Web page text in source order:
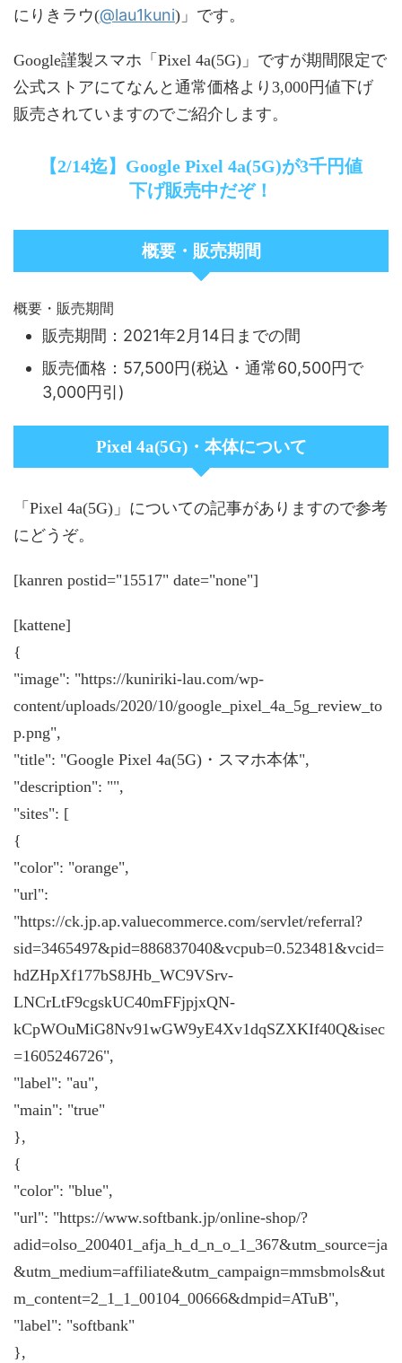
にりきラウ(@lau1kuni)」です。
Google謹製スマホ「Pixel 4a(5G)」ですが期間限定で
公式ストアにてなんと通常価格より3,000円値下げ
販売されていますのでご紹介します。
【2/14迄】Google Pixel 4a(5G)が3千円値
下げ販売中だぞ！
概要・販売期間
概要・販売期間
販売期間：2021年2月14日までの間
販売価格：57,500円(税込・通常60,500円で
3,000円引)
Pixel 4a(5G)・本体について
「Pixel 4a(5G)」についての記事がありますので参考
にどうぞ。
[kanren postid="15517" date="none"]
[kattene]
{
"image": "https://kuniriki-lau.com/wp-
content/uploads/2020/10/google_pixel_4a_5g_review_to
p.png",
"title": "Google Pixel 4a(5G)・スマホ本体",
"description": "",
"sites": [
{
"color": "orange",
"url":
"https://ck.jp.ap.valuecommerce.com/servlet/referral?
sid=3465497&pid=886837040&vcpub=0.523481&vcid=
hdZHpXf177bS8JHb_WC9VSrv-
LNCrLtF9cgskUC40mFFjpjxQN-
kCpWOuMiG8Nv91wGW9yE4Xv1dqSZXKIf40Q&isec
=1605246726",
"label": "au",
"main": "true"
},
{
"color": "blue",
"url": "https://www.softbank.jp/online-shop/?
adid=olso_200401_afja_h_d_n_o_1_367&utm_source=ja
&utm_medium=affiliate&utm_campaign=mmsbmols&ut
m_content=2_1_1_00104_00666&dmpid=ATuB",
"label": "softbank"
},